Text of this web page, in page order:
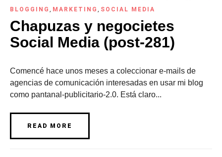
BLOGGING MARKETING SOCIAL MEDIA
Chapuzas y negocietes
Social Media (post-281)
Comencé hace unos meses a coleccionar e-mails de
agencias de comunicación interesadas en usar mi blog
como pantanal-publicitario-2.0. Está claro...
READ MORE